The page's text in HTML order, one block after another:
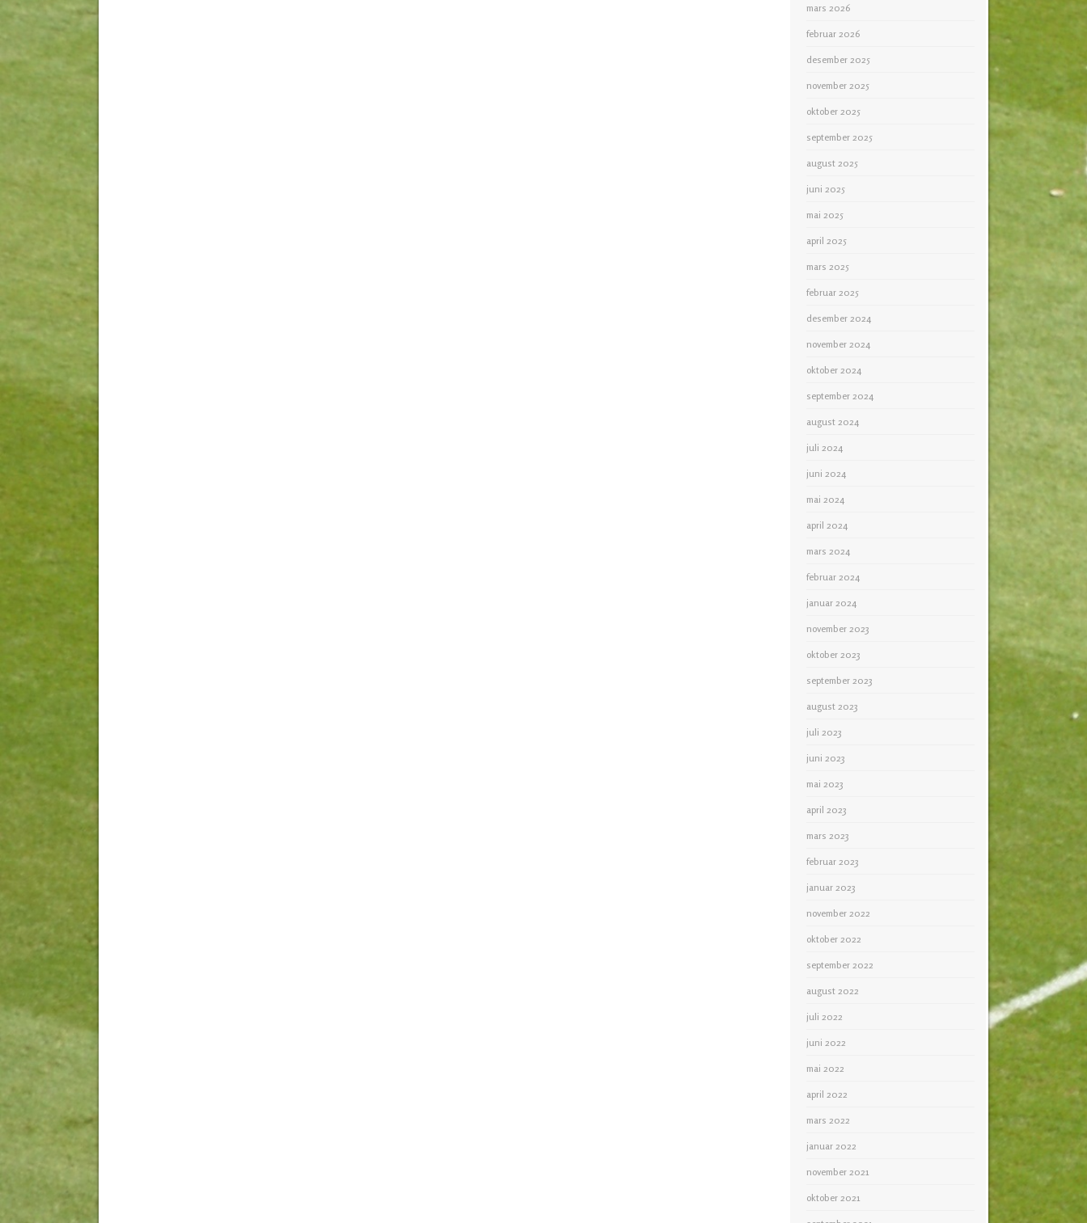
mars 2026
februar 2026
desember 2025
november 2025
oktober 2025
september 2025
august 2025
juni 2025
mai 2025
april 2025
mars 2025
februar 2025
desember 2024
november 2024
oktober 2024
september 2024
august 2024
juli 2024
juni 2024
mai 2024
april 2024
mars 2024
februar 2024
januar 2024
november 2023
oktober 2023
september 2023
august 2023
juli 2023
juni 2023
mai 2023
april 2023
mars 2023
februar 2023
januar 2023
november 2022
oktober 2022
september 2022
august 2022
juli 2022
juni 2022
mai 2022
april 2022
mars 2022
januar 2022
november 2021
oktober 2021